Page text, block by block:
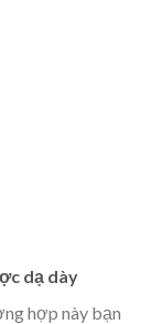
dạ dày
hợp này bạn